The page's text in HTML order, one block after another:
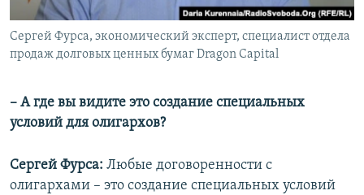
Сергей Фурса, экономический эксперт, специалист отдела
продаж долговых ценных бумаг Dragon Capital
– А где вы видите это создание специальных
условий для олигархов?
Сергей Фурса: Любые договоренности с
олигархами – это создание специальных условий